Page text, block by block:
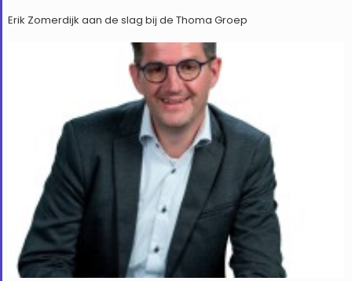
Erik Zomerdijk aan de slag bij de Thoma Groep